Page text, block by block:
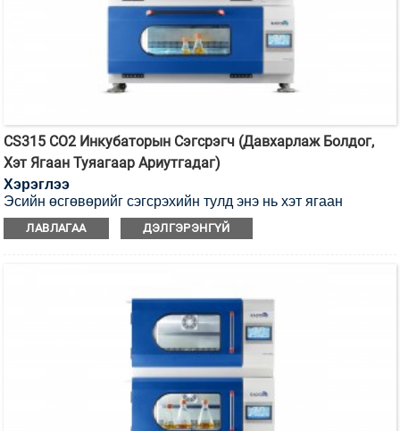
CS315 CO2 Инкубаторын Сэгсрэгч (Давхарлаж Болдог,
Хэт Ягаан Туяагаар Ариутгадаг)
Хэрэглээ
Эсийн өсгөвөрийг сэгсрэхийн тулд энэ нь хэт ягаан
туяагаар ариутгах CO2 инкубаторын сэгсрэгч юм.
ЛАВЛАГАА ДЭЛГЭРЭНГҮЙ